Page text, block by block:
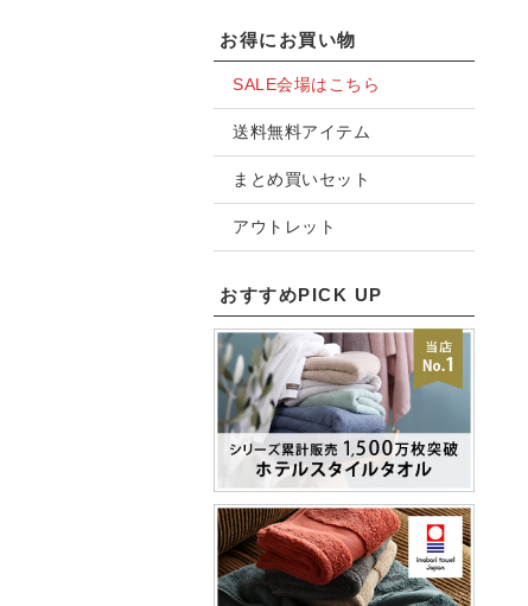
お得にお買い物
SALE会場はこちら
送料無料アイテム
まとめ買いセット
アウトレット
おすすめPICK UP